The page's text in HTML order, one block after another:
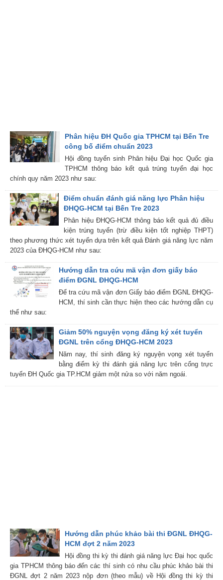
Phân hiệu ĐH Quốc gia TPHCM tại Bến Tre
công bố điểm chuẩn 2023
Hội đồng tuyển sinh Phân hiệu Đại học Quốc gia
TPHCM thông báo kết quả trúng tuyển đại học
chính quy năm 2023 như sau:
Điểm chuẩn đánh giá năng lực Phân hiệu
ĐHQG-HCM tại Bến Tre 2023
Phân hiệu ĐHQG-HCM thông báo kết quả đủ điều
kiện trúng tuyển (trừ điều kiện tốt nghiệp THPT)
theo phương thức xét tuyển dựa trên kết quả Đánh giá năng lực năm
2023 của ĐHQG-HCM như sau:
Hướng dẫn tra cứu mã vận đơn giấy báo
điểm ĐGNL ĐHQG-HCM
Để tra cứu mã vận đơn Giấy báo điểm ĐGNL ĐHQG-
HCM, thí sinh cần thực hiện theo các hướng dẫn cụ
thể như sau:
Giảm 50% nguyện vọng đăng ký xét tuyển
ĐGNL trên cổng ĐHQG-HCM 2023
Năm nay, thí sinh đăng ký nguyện vọng xét tuyển
bằng điểm kỳ thi đánh giá năng lực trên cổng trực
tuyến ĐH Quốc gia TP.HCM giảm một nửa so với năm ngoái.
Hướng dẫn phúc khảo bài thi ĐGNL ĐHQG-
HCM đợt 2 năm 2023
Hội đồng thi kỳ thi đánh giá năng lực Đại học quốc
gia TPHCM thông báo đến các thí sinh có nhu cầu phúc khảo bài thi
ĐGNL đợt 2 năm 2023 nộp đơn (theo mẫu) về Hội đồng thi kỳ thi